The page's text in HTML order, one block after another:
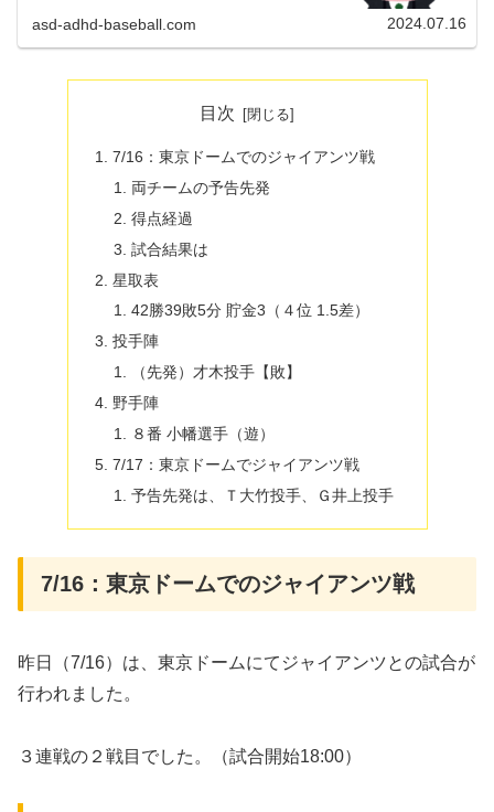
発読売ジャイアン...
asd-adhd-baseball.com 2024.07.16
目次
7/16：東京ドームでのジャイアンツ戦
両チームの予告先発
得点経過
試合結果は
星取表
42勝39敗5分 貯金3（４位 1.5差）
投手陣
（先発）才木投手【敗】
野手陣
８番 小幡選手（遊）
7/17：東京ドームでジャイアンツ戦
予告先発は、Ｔ大竹投手、Ｇ井上投手
7/16：東京ドームでのジャイアンツ戦
昨日（7/16）は、東京ドームにてジャイアンツとの試合が
行われました。
３連戦の２戦目でした。（試合開始18:00）